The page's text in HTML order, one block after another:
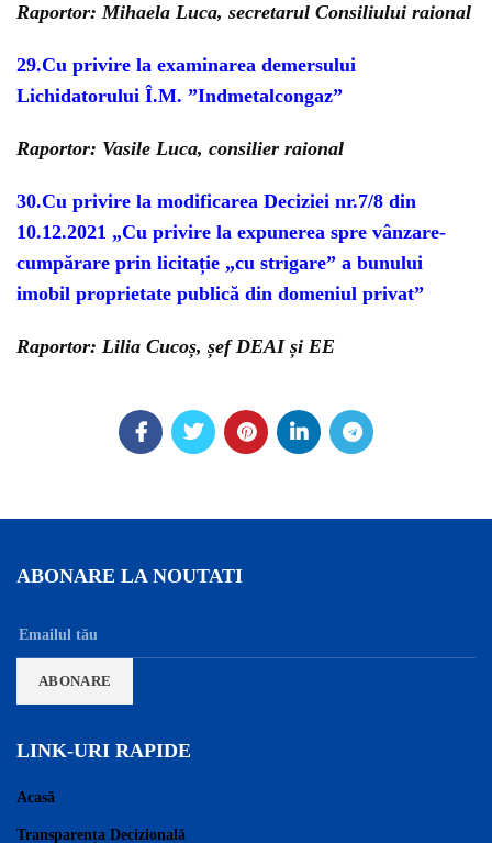
Raportor: Mihaela Luca, secretarul Consiliului raional
29.Cu privire la examinarea demersului
Lichidatorului Î.M. ”Indmetalcongaz”
Raportor: Vasile Luca, consilier raional
30.Cu privire la modificarea Deciziei nr.7/8 din
10.12.2021 „Cu privire la expunerea spre vânzare-
cumpărare prin licitație „cu strigare” a bunului
imobil proprietate publică din domeniul privat”
Raportor: Lilia Cucoș, șef DEAI și EE
ABONARE LA NOUTATI
LINK-URI RAPIDE
Acasă
Transparența Decizională